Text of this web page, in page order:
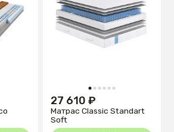
1 2 3 4 5 6
27 610 ₽
Матрас Classic Standart
Soft